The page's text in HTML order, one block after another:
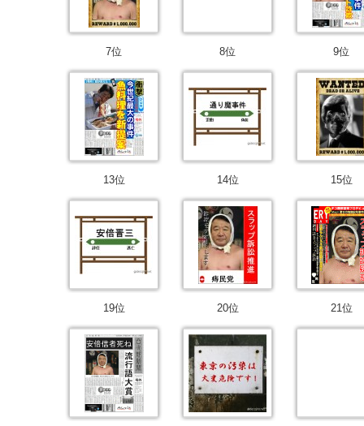
7位 8位 9位
13位 14位 15位
19位 20位 21位